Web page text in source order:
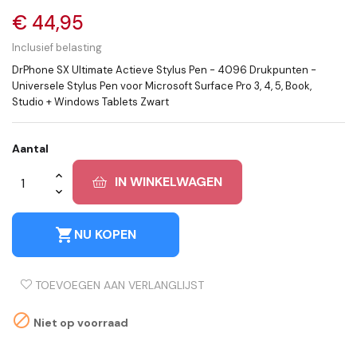
€ 44,95
Inclusief belasting
DrPhone SX Ultimate Actieve Stylus Pen - 4096 Drukpunten -
Universele Stylus Pen voor Microsoft Surface Pro 3, 4, 5, Book,
Studio + Windows Tablets Zwart
Aantal
IN WINKELWAGEN
shopping_cartNU KOPEN
TOEVOEGEN AAN VERLANGLIJST
 Niet op voorraad